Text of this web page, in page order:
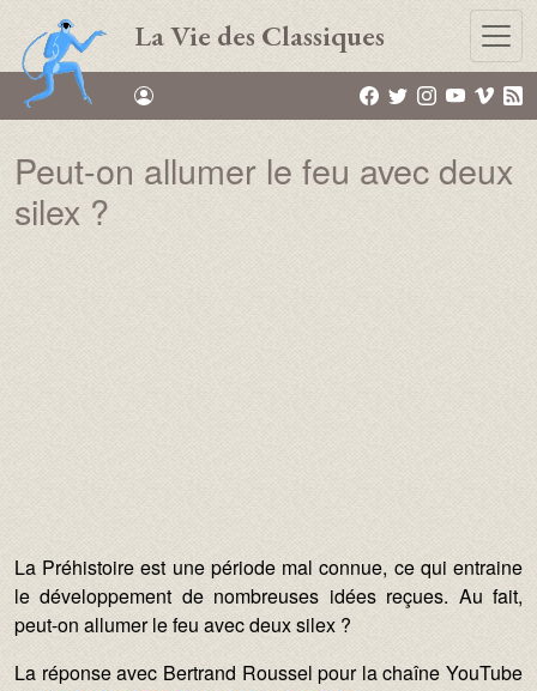
Aller au contenu principal
La Vie des Classiques
Peut-on allumer le feu avec deux
silex ?
Texte :
La Préhistoire est une période mal connue, ce qui entraine
le développement de nombreuses idées reçues. Au fait,
peut-on allumer le feu avec deux silex ?
La réponse avec Bertrand Roussel pour la chaîne YouTube